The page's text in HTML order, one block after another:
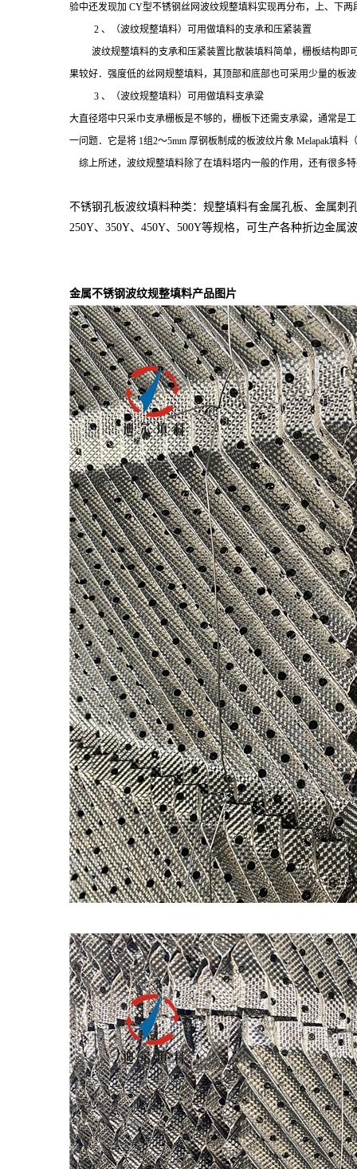
验中还发现加 CY型不锈钢丝网波纹规整填料实现再分布，上、下
2 、（波纹规整填料）可用做填料的支承和压紧装置
波纹规整填料的支承和压紧装置比散装填料简单，栅板结构
果较好．强度低的丝网规整填料，其顶部和底部也可采用少量的板
3 、（波纹规整填料）可用做填料支承粱
大直径塔中只采巾支承栅板是不够的，栅板下还需支承粱，通常是
一问题．它是将 1组2～5mm 厚钢板制成的板波纹片象 Melapak填料
综上所述，波纹规整填料除了在填料塔内一般的作用，还有很多
不锈钢孔板波纹填料种类： 规整填料有金属孔板、金属刺
250Y、350Y、450Y、500Y等规格，可生产各种折边金属
金属不锈钢波纹规整填料产品图片